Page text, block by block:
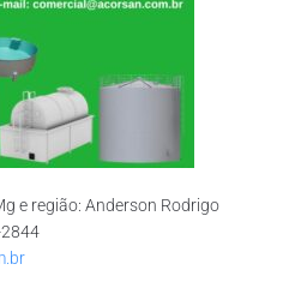
e região: Anderson Rodrigo